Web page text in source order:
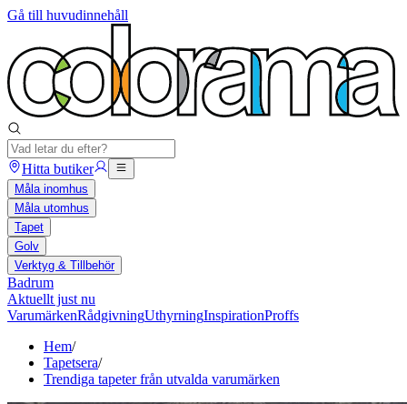
Gå till huvudinnehåll
Hitta butiker
Måla inomhus
Måla utomhus
Tapet
Golv
Verktyg & Tillbehör
Badrum
Aktuellt just nu
VarumärkenRådgivningUthyrningInspirationProffs
Hem/
Tapetsera/
Trendiga tapeter från utvalda varumärken